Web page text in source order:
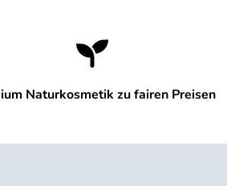
Naturkosmetik zu fairen Preisen